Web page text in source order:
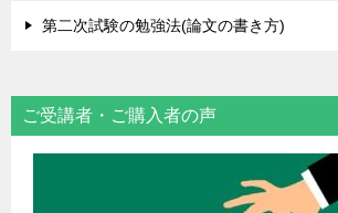
第二次試験の勉強法(論文の書き方)
ご受講者・ご購入者の声